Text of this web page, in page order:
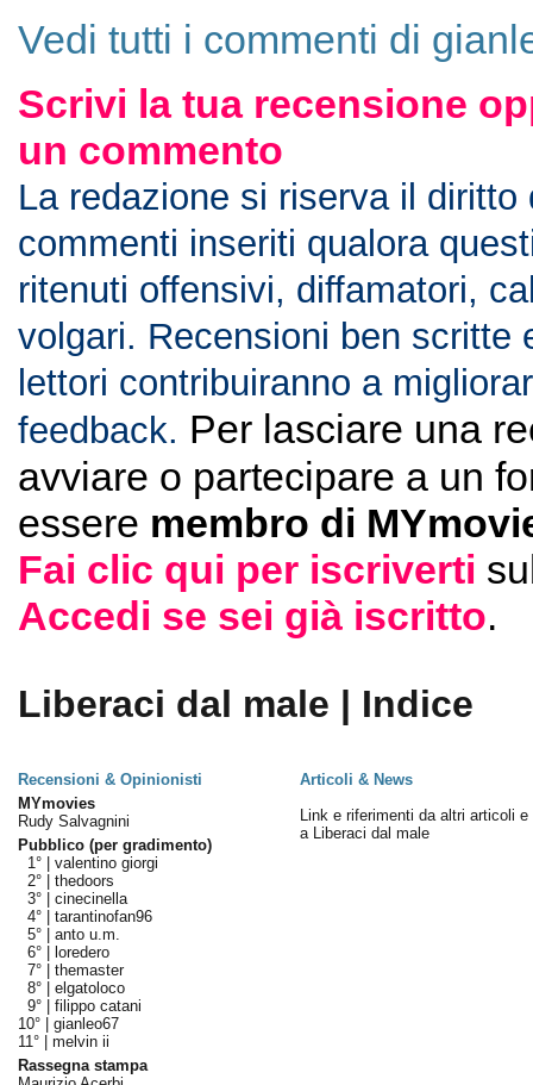
Vedi tutti i commenti di
Scrivi la tua recensione
un commento
La redazione si riserva il diritto
commenti inseriti qualora
ritenuti offensivi, diffamatori,
volgari. Recensioni ben scritte
lettori contribuiranno a
feedback. Per lasciare una
avviare o partecipare a un
essere membro di
Fai clic qui per iscriverti
Accedi se sei già iscritto.
Liberaci dal male | Indice
Recensioni & Opinionisti
Articoli & News
MYmovies
Rudy Salvagnini
Pubblico (per gradimento)
1° | valentino giorgi
2° | thedoors
3° | cinecinella
4° | tarantinofan96
5° | anto u.m.
6° |
loredero
7° | themaster
8° | elgatoloco
9° | filippo catani
10° | gianleo67
11° | melvin ii
Rassegna stampa
Link e riferimenti da altri articoli e
a Liberaci dal male